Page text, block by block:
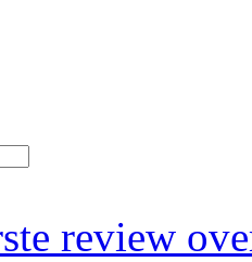
review